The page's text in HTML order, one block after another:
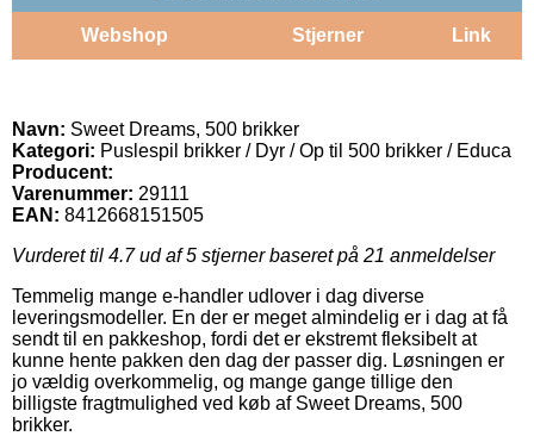
Webshop Stjerner Link
Navn: Sweet Dreams, 500 brikker
Kategori: Puslespil brikker / Dyr / Op til 500 brikker / Educa
Producent:
Varenummer: 29111
EAN: 8412668151505
Vurderet til 4.7ud af 5 stjerner baseret på 21 anmeldelser
Temmelig mange e-handler udlover i dag diverse
leveringsmodeller. En der er meget almindelig er i dag at få
sendt til en pakkeshop, fordi det er ekstremt fleksibelt at
kunne hente pakken den dag der passer dig. Løsningen er
jo vældig overkommelig, og mange gange tillige den
billigste fragtmulighed ved køb af Sweet Dreams, 500
brikker.